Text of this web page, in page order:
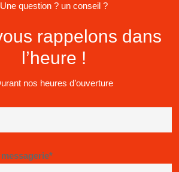
Une question ? un conseil ?
rappelons dans
l’heure !
nos heures d’ouverture